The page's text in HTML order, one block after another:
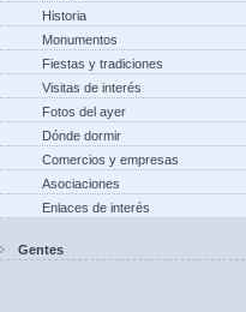
Historia
Monumentos
Fiestas y tradiciones
Visitas de interés
Fotos del ayer
Dónde dormir
Comercios y empresas
Asociaciones
Enlaces de interés
Gentes